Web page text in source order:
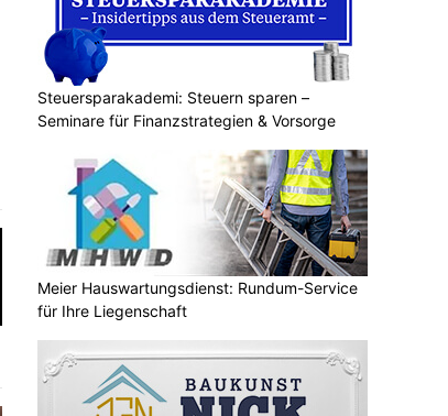
Steuersparakademi: Steuern sparen –
Seminare für Finanzstrategien & Vorsorge
Meier Hauswartungsdienst: Rundum-Service
für Ihre Liegenschaft